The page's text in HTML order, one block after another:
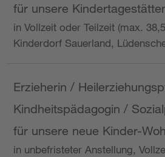
für unsere
in Vollzeit oder Teilzeit (max.
Kinderdorf Sauerland,
Erzieherin /
Kindheitspädagogin /
für unsere neue Kinder-
in unbefristeter Anstellung,